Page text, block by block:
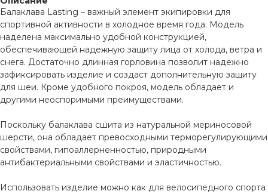
Балаклава Lasting – важный элемент экипировки для
спортивной активности в холодное время года. Модель
наделена максимально удобной конструкцией,
обеспечивающей надежную защиту лица от холода, ветра и
снега. Достаточно длинная горловина позволит надежно
зафиксировать изделие и создаст дополнительную защиту
для шеи. Кроме удобного покроя, модель обладает и
другими неоспоримыми преимуществами.
Поскольку балаклава сшита из натуральной мериносовой
шерсти, она обладает превосходными терморегулирующими
свойствами, гипоаллерненностью, природными
антибактериальными свойствами и эластичностью.
Использовать изделие можно как для велосипедного спорта